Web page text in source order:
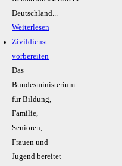
Deutschland...
Weiterlesen
Zivildienst
vorbereiten
Das
Bundesministerium
für Bildung,
Familie,
Senioren,
Frauen und
Jugend bereitet